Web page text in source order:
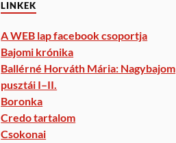
LINKEK
A WEB lap facebook csoportja
Bajomi krónika
Ballérné Horváth Mária: Nagybajom
pusztái I–II.
Boronka
Credo tartalom
Csokonai